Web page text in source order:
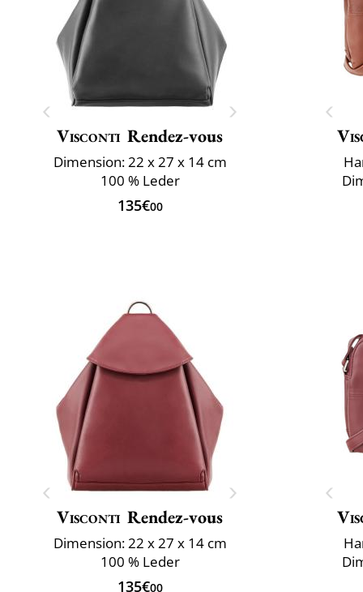
Visconti Rendez-vous
Dimension: 22 x 27 x 14 cm
100 % Leder
135€00
Visconti Rendez-vous
Dimension: 22 x 27 x 14 cm
100 % Leder
135€00